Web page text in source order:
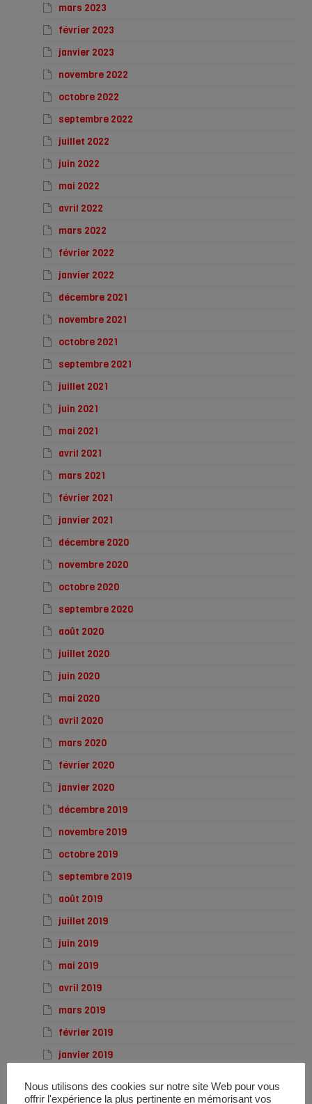
mars 2023
février 2023
janvier 2023
novembre 2022
octobre 2022
septembre 2022
juillet 2022
juin 2022
mai 2022
avril 2022
mars 2022
février 2022
janvier 2022
décembre 2021
novembre 2021
octobre 2021
septembre 2021
juillet 2021
juin 2021
mai 2021
avril 2021
mars 2021
février 2021
janvier 2021
décembre 2020
novembre 2020
octobre 2020
septembre 2020
août 2020
juillet 2020
juin 2020
mai 2020
avril 2020
mars 2020
février 2020
janvier 2020
décembre 2019
novembre 2019
octobre 2019
septembre 2019
août 2019
juillet 2019
juin 2019
mai 2019
avril 2019
mars 2019
février 2019
janvier 2019
novembre 2018
Nous utilisons des cookies sur notre site Web pour vous
offrir l'expérience la plus pertinente en mémorisant vos